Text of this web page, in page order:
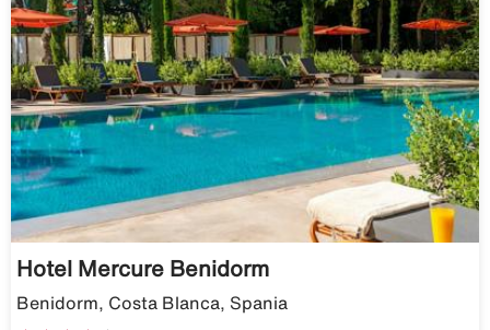
Hotel Mercure Benidorm
Benidorm, Costa Blanca, Spania